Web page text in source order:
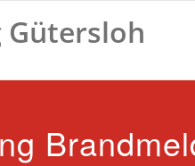
Gütersloh